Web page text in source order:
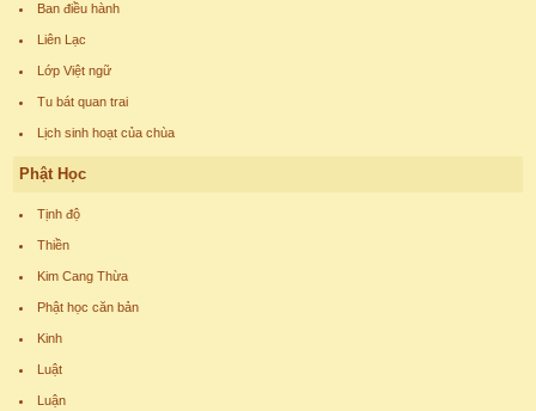
Ban điều hành
Liên Lạc
Lớp Việt ngữ
Tu bát quan trai
Lịch sinh hoạt của chùa
Phật Học
Tịnh độ
Thiền
Kim Cang Thừa
Phật học căn bản
Kinh
Luật
Luận